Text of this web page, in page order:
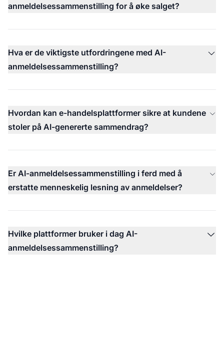
anmeldelsessammenstilling for å øke salget?
Hva er de viktigste utfordringene med AI-
anmeldelsessammenstilling?
Hvordan kan e-handelsplattformer sikre at kundene
stoler på AI-genererte sammendrag?
Er AI-anmeldelsessammenstilling i ferd med å
erstatte menneskelig lesning av anmeldelser?
Hvilke plattformer bruker i dag AI-
anmeldelsessammenstilling?